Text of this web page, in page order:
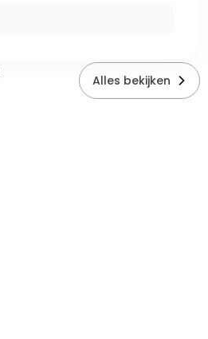
Alles bekijken